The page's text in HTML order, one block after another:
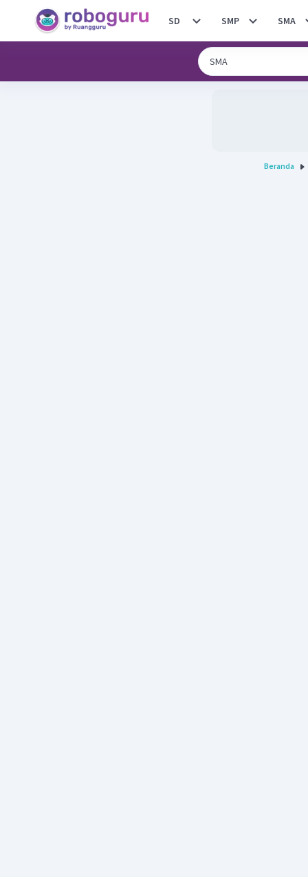
SD SMP SMA
Beranda